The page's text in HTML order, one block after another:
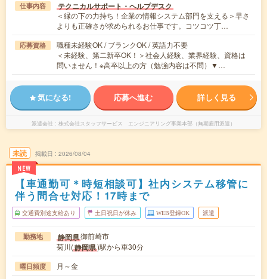
仕事内容 テクニカルサポート・ヘルプデスク
＜縁の下の力持ち！企業の情報システム部門を支える＞早さ
よりも正確さが求められるお仕事です。コツコツ丁…
応募資格
職種未経験OK / ブランクOK / 英語力不要
＜未経験、第二新卒OK！＞社会人経験、業界経験、資格は
問いません！※高卒以上の方（勉強内容は不問）▼…
気になる! 応募へ進む 詳しく見る
派遣会社 株式会社スタッフサービス エンジニアリング事業本部（無期雇用派遣）
未読
NEW
掲載日 2026/08/04
【車通勤可＊時短相談可】社内システム移管に
伴う問合せ対応！17時まで
交通費別途支給あり 土日祝日が休み WEB登録OK 派遣
勤務地 静岡県御前崎市
菊川(静岡県)駅から車30分
曜日頻度 月～金